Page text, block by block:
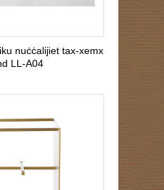
nuċċalijiet tax-xemx
LL-A04